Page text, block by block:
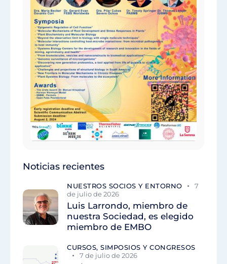
Noticias recientes
NUESTROS SOCIOS Y ENTORNO
7
de julio de 2026
Luis Larrondo, miembro de
nuestra Sociedad, es elegido
miembro de EMBO
CURSOS, SIMPOSIOS Y CONGRESOS
7 de julio de 2026